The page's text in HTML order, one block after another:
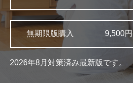
無期限版購入 9,500円
2026年8月対策済み最新版です。